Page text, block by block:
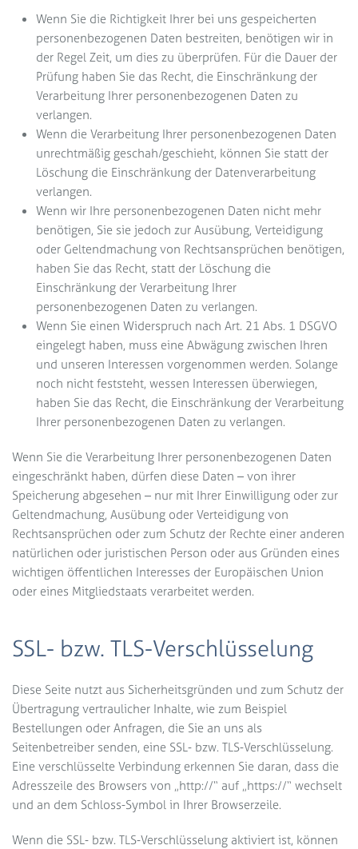
Wenn Sie die Richtigkeit Ihrer bei uns gespeicherten
personenbezogenen Daten bestreiten, benötigen wir in
der Regel Zeit, um dies zu überprüfen. Für die Dauer der
Prüfung haben Sie das Recht, die Einschränkung der
Verarbeitung Ihrer personenbezogenen Daten zu
verlangen.
Wenn die Verarbeitung Ihrer personenbezogenen Daten
unrechtmäßig geschah/geschieht, können Sie statt der
Löschung die Einschränkung der Datenverarbeitung
verlangen.
Wenn wir Ihre personenbezogenen Daten nicht mehr
benötigen, Sie sie jedoch zur Ausübung, Verteidigung
oder Geltendmachung von Rechtsansprüchen benötigen,
haben Sie das Recht, statt der Löschung die
Einschränkung der Verarbeitung Ihrer
personenbezogenen Daten zu verlangen.
Wenn Sie einen Widerspruch nach Art. 21 Abs. 1 DSGVO
eingelegt haben, muss eine Abwägung zwischen Ihren
und unseren Interessen vorgenommen werden. Solange
noch nicht feststeht, wessen Interessen überwiegen,
haben Sie das Recht, die Einschränkung der Verarbeitung
Ihrer personenbezogenen Daten zu verlangen.
Wenn Sie die Verarbeitung Ihrer personenbezogenen Daten
eingeschränkt haben, dürfen diese Daten – von ihrer
Speicherung abgesehen – nur mit Ihrer Einwilligung oder zur
Geltendmachung, Ausübung oder Verteidigung von
Rechtsansprüchen oder zum Schutz der Rechte einer anderen
natürlichen oder juristischen Person oder aus Gründen eines
wichtigen öffentlichen Interesses der Europäischen Union
oder eines Mitgliedstaats verarbeitet werden.
SSL- bzw. TLS-Verschlüsselung
Diese Seite nutzt aus Sicherheitsgründen und zum Schutz der
Übertragung vertraulicher Inhalte, wie zum Beispiel
Bestellungen oder Anfragen, die Sie an uns als
Seitenbetreiber senden, eine SSL- bzw. TLS-Verschlüsselung.
Eine verschlüsselte Verbindung erkennen Sie daran, dass die
Adresszeile des Browsers von „http://“ auf „https://“ wechselt
und an dem Schloss-Symbol in Ihrer Browserzeile.
Wenn die SSL- bzw. TLS-Verschlüsselung aktiviert ist, können